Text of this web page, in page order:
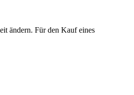
ändern. Für den Kauf eines